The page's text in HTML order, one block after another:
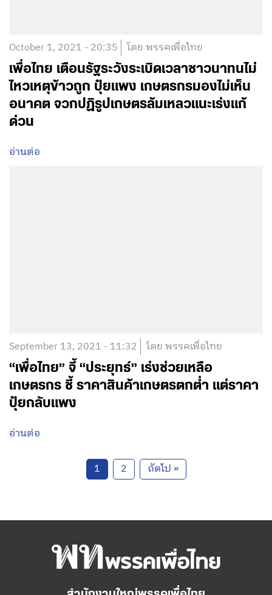
October 1, 2021 - 20:35 โดย พรรคเพื่อไทย
เพื่อไทย เตือนรัฐระวังระเบิดเวลาชาวนาทนไม่
ไหวเหตุข้าวถูก ปุ๋ยแพง เกษตรกรมองไม่เห็น
อนาคต จวกปฏิรูปเกษตรล้มเหลวแนะเร่งแก้
ด่วน
อ่านต่อ
September 13, 2021 - 11:32 โดย พรรคเพื่อไทย
“เพื่อไทย” จี้ “ประยุทธ์” เร่งช่วยเหลือ
เกษตรกร ชี้ ราคาสินค้าเกษตรตกต่ำ แต่ราคา
ปุ๋ยกลับแพง
อ่านต่อ
1 2 ถัดไป »